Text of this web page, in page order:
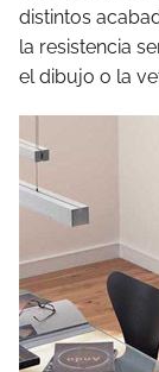
distintos
la resistencia
el dibujo o la